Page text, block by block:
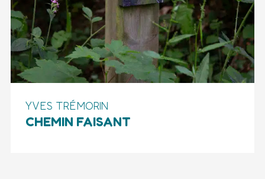
YVES TRÉMORIN
CHEMIN FAISANT